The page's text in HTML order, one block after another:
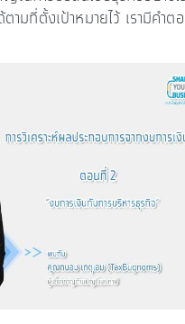
ตามที่ตั้งเป้าหมายไว้ เรามีคำ